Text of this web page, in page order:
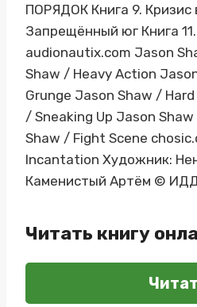
ПОРЯДОК Книга 9. Кризис
Запрещённый юг Книга
audionautix.com Jason
Shaw / Heavy Action
Grunge Jason Shaw /
/ Sneaking Up Jason
Shaw / Fight Scene
Incantation Художник:
Каменистый Артём ©
Читать книгу